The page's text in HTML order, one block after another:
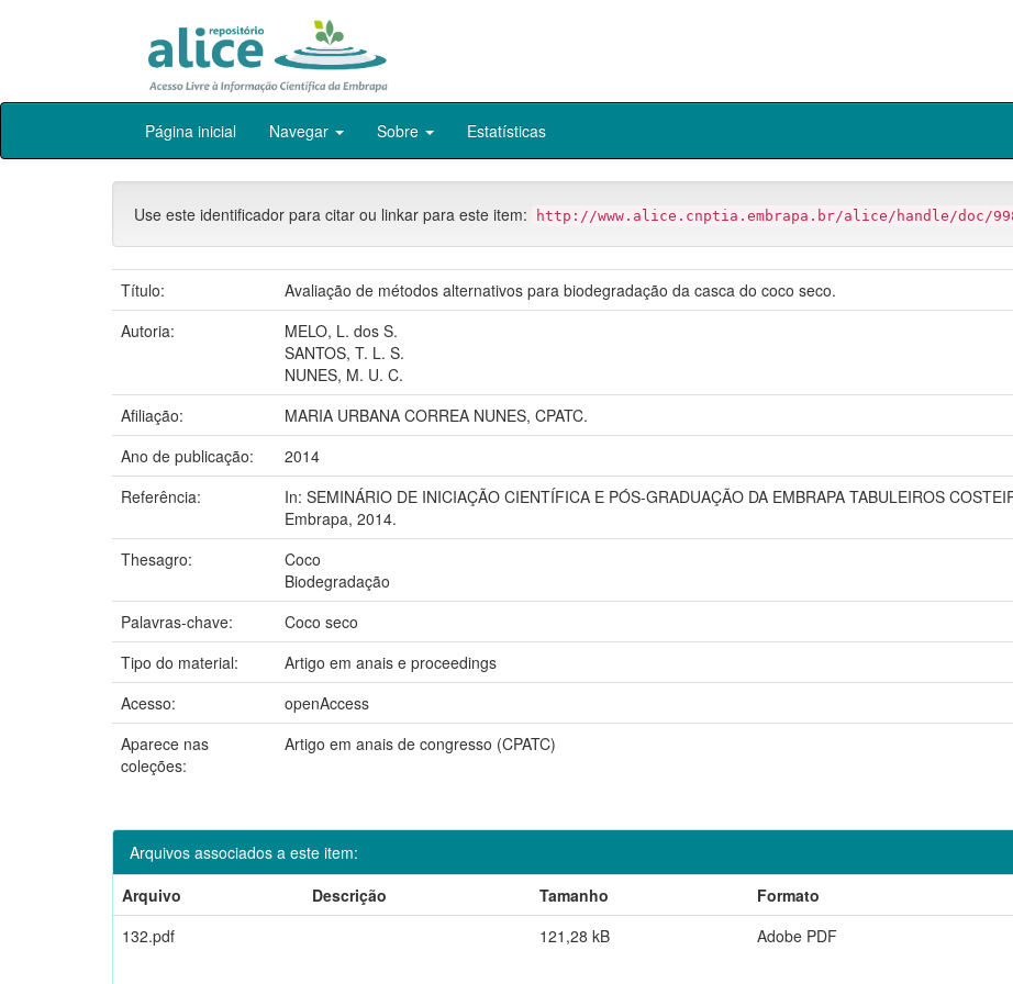
Skip
Página inicial Navegar Sobre Estatísticas
Use este identificador para citar ou linkar para este item: http://www.alice.cnptia.embrapa.br/alice/handle/doc/
Título:
Avaliação de métodos alternativos para biodegradação da casca do coco seco.
Autoria:
MELO, L. dos S.
SANTOS, T. L. S.
NUNES, M. U. C.
Afiliação:
MARIA URBANA CORREA NUNES, CPATC.
Ano de publicação:
2014
Referência:
In: SEMINÁRIO DE INICIAÇÃO CIENTÍFICA E PÓS-GRADUAÇÃO DA EMBRAPA TABULEIROS
Embrapa, 2014.
Thesagro:
Coco
Biodegradação
Palavras-chave:
Coco seco
Tipo do material:
Artigo em anais e proceedings
Acesso:
openAccess
Aparece nas
coleções:
Artigo em anais de congresso (CPATC)
Arquivos associados a este item:
Arquivo
Descrição Tamanho
Formato
132.pdf
121,28 kB Adobe PDF